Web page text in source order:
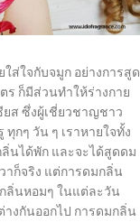
ส่ใจกับจมูก อย่างการสูด
ร ก็มีส่วนทำให้ร่างกาย
ยส ซึ่งผู้เชี่ยวชาญชาว
กๆ วัน ๆ เราหายใจทั้ง
นได้พัก และจะได้สูดดม
ก็จริง แต่การดมกลิ่น
ลิ่นหอมๆ ในแต่ละวัน
งกันออกไป การดมกลิ่น